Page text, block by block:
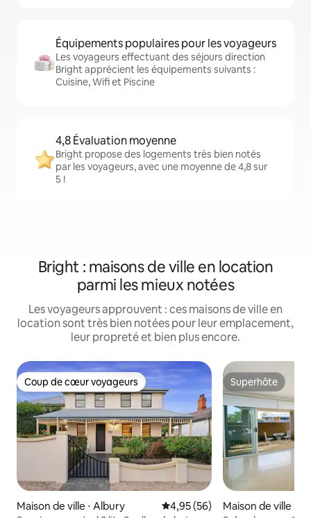
Équipements populaires pour les voyageurs
Les voyageurs effectuant des séjours direction
Bright apprécient les équipements suivants :
Cuisine, Wifi et Piscine
4,8 Évaluation moyenne
Bright propose des logements très bien notés
par les voyageurs, avec une moyenne de 4,8 sur
5 !
Bright : maisons de ville en location
parmi les mieux notées
Les voyageurs approuvent : ces maisons de ville en
location sont très bien notées pour leur emplacement,
leur propreté et bien plus encore.
Coup de cœur voyageurs
Coup de cœur voyageurs
Maison de ville ⋅ Albury Évaluation moyenne sur la
4,95 (56)
Superhôte
Superhôte
Maison de ville ⋅